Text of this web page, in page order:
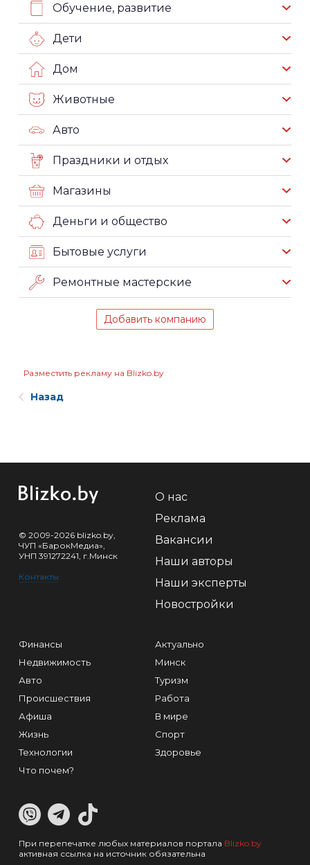
Обучение, развитие
Дети
Дом
Животные
Авто
Праздники и отдых
Магазины
Деньги и общество
Бытовые услуги
Ремонтные мастерские
Добавить компанию
Разместить рекламу на Blizko.by
Назад
© 2009-2026 blizko.by,
ЧУП «БарокМедиа»,
УНП 391272241, г.Минск
Контакты
О нас
Реклама
Вакансии
Наши авторы
Наши эксперты
Новостройки
Финансы
Недвижимость
Авто
Происшествия
Афиша
Жизнь
Технологии
Что почем?
Актуально
Минск
Туризм
Работа
В мире
Спорт
Здоровье
При перепечатке любых материалов портала Blizko.by
активная ссылка на источник обязательна